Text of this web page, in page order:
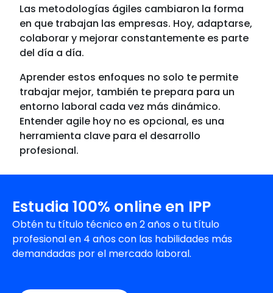
Las metodologías ágiles cambiaron la forma
en que trabajan las empresas. Hoy, adaptarse,
colaborar y mejorar constantemente es parte
del día a día.
Aprender estos enfoques no solo te permite
trabajar mejor, también te prepara para un
entorno laboral cada vez más dinámico.
Entender agile hoy no es opcional, es una
herramienta clave para el desarrollo
profesional.
Estudia 100% online en IPP
Obtén tu título técnico en 2 años o tu título
profesional en 4 años con las habilidades más
demandadas por el mercado laboral.